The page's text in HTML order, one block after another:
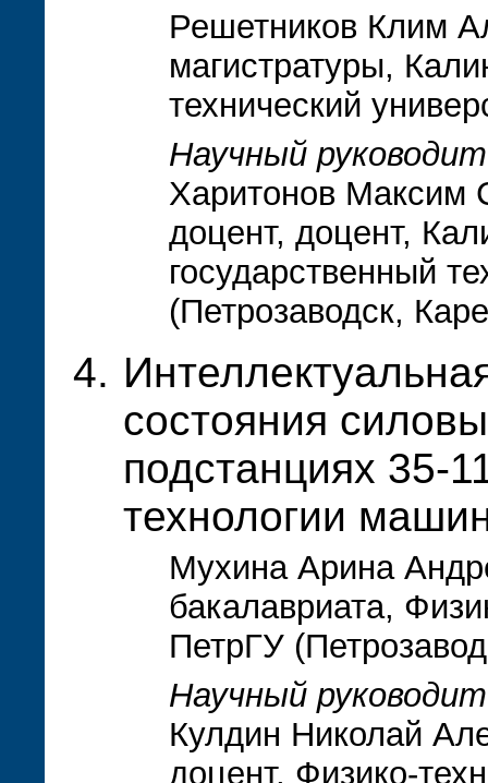
Решетников Клим
магистратуры,
технический
Научный
Харитонов Максим
доцент, доцент,
государственный
(Петрозаводск,
состояния
подстанциях 35-
технологии
Мухина Арина
бакалавриата,
ПетрГУ
Научный
Кулдин Николай
доцент, Физико-